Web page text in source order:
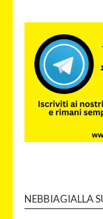
NEBBIAGIALLA